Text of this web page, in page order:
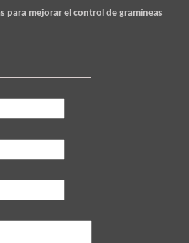
para mejorar el control de gramíneas